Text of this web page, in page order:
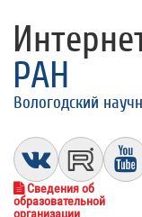
РАН
Вологодский
Сведения об
образовательной
организации